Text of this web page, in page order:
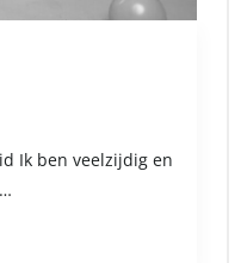
Ik ben veelzijdig en